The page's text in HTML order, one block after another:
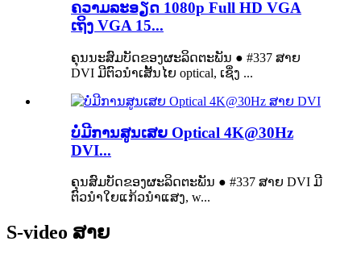
ຄວາມລະອຽດ 1080p Full HD VGA
ເຖິງ VGA 15...
ຄຸນນະສົມບັດຂອງຜະລິດຕະພັນ ● #337 ສາຍ
DVI ມີຕົວນໍາເສັ້ນໄຍ optical, ເຊິ່ງ ...
ບໍ່ມີການສູນເສຍ Optical 4K@30Hz
DVI...
ຄຸນສົມບັດຂອງຜະລິດຕະພັນ ● #337 ສາຍ DVI ມີ
ຕົວນໍາໃຍແກ້ວນໍາແສງ, w...
S-video ສາຍ